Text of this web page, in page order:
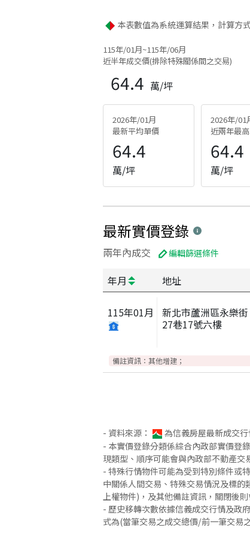
本表數值為系統運算結果，計算方
115年/01月~115年/06月
近半年成交價(排除特殊關係間之交易)
64.4 萬/坪
2026年/01月
最新平均單價
64.4
萬/坪
2026年/01
近兩年最
64.4
萬/坪
最新實價登錄
兩年內成交 編輯篩選條件
年月 地址
115年01月
新北市蘆洲區永樂街
27巷17號六樓
備註資訊： 其他增建；
- 資料來源： 為信義房屋最新成交行
- 本實價登錄分類係綜合內政部實價登
現類型、順序可能會與內政部不動產交
- 特殊行情物件可能為受到特別條件或
中關係人間交易、特殊交易情況及標
上權物件)，及其他備註資訊，關閉後則
- 歷史移轉次數依據信義成交行情及政
式為(當筆交易之成交總價/前一筆交易